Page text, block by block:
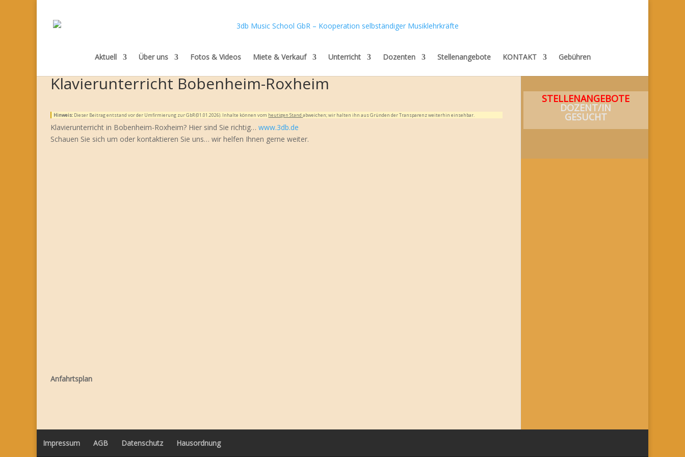
Aktuell Über uns Fotos & Videos Miete & Verkauf Unterricht Dozenten Stellenangebote KONTAKT Gebühren
Klavierunterricht Bobenheim-Roxheim
Hinweis: Dieser Beitrag entstand vor der Umfirmierung zur GbR (01.01.2026). Inhalte können vom heutigen Standabweichen; wir halten ihn aus Gründen der Transparenz weiterhin einsehbar.
Klavierunterricht in Bobenheim-Roxheim? Hier sind Sie richtig…www.3db.de
Schauen Sie sich um oder kontaktieren Sie uns… wir helfen Ihnen gerne weiter.
Anfahrtsplan
STELLENANGEBOTE
DOZENT/IN
GESUCHT
Impressum AGB Datenschutz Hausordnung